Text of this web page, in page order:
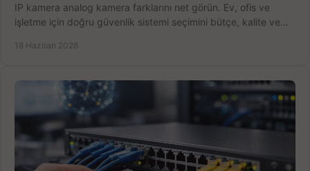
IP kamera analog kamera farklarını net görün. Ev, ofis ve
işletme için doğru güvenlik sistemi seçimini bütçe, kalite ve
18 Haziran 2026